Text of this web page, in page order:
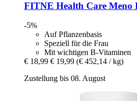
FITNE Health Care Meno
-5%
Auf Pflanzenbasis
Speziell für die Frau
Mit wichtigen B-Vitaminen
€ 18,99 € 19,99 (€ 452,14 / kg)
Zustellung bis 08. August